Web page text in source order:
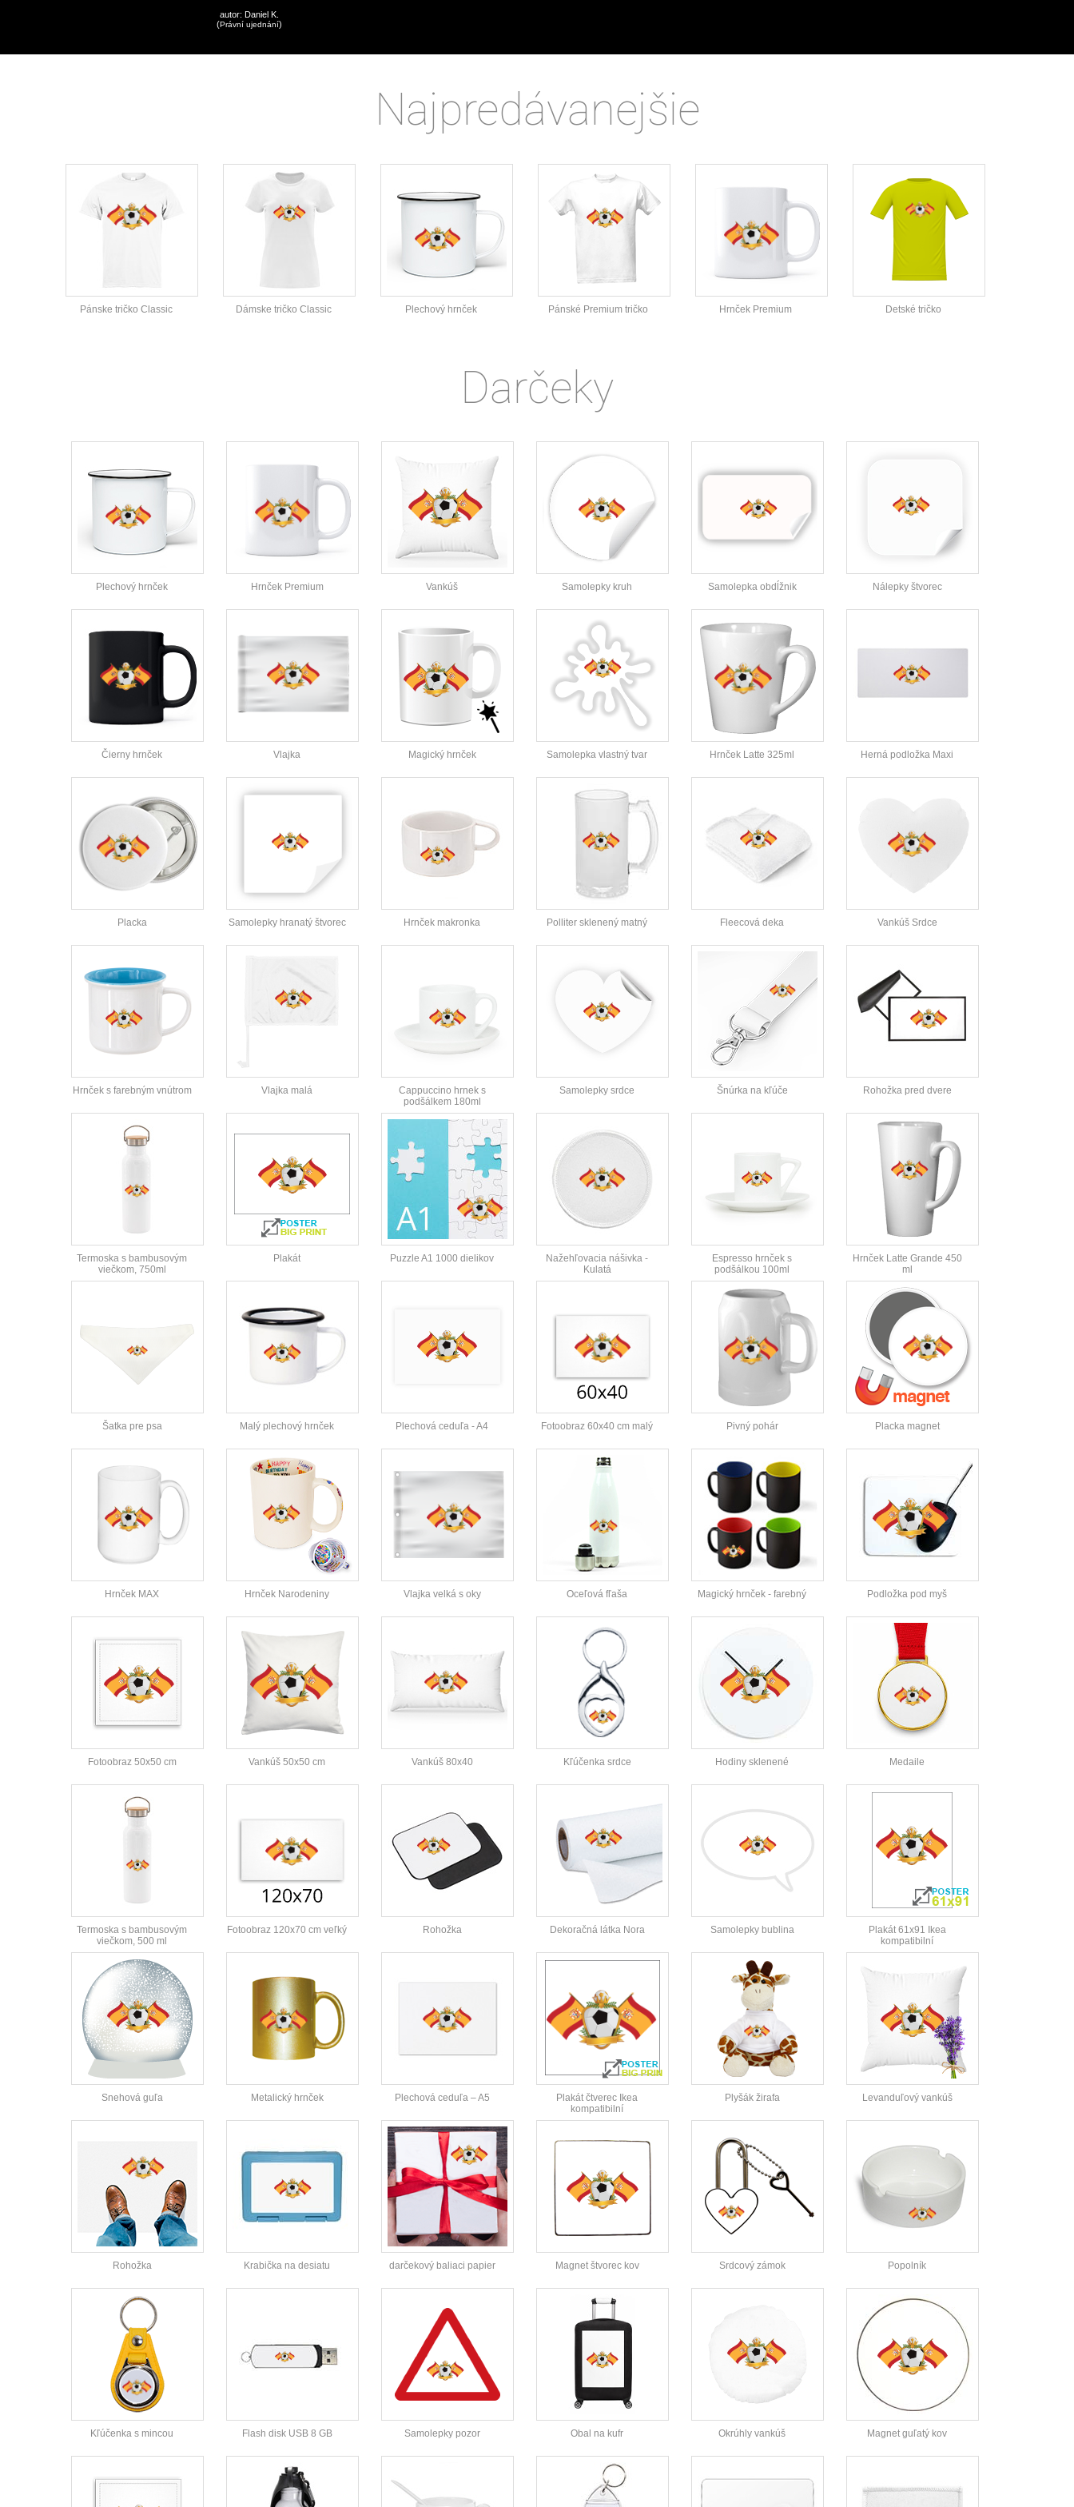
autor: Daniel K.
(Právní ujednání)
Najpredávanejšie
Pánske tričko Classic Dámske tričko Classic Plechový hrnček Pánské Premium tričko Hrnček Premium Detské tričko
Darčeky
Plechový hrnček Hrnček Premium Vankúš Samolepky kruh Samolepka obdĺžnik Nálepky štvorec
Čierny hrnček Vlajka Magický hrnček Samolepka vlastný tvar Hrnček Latte 325ml Herná podložka Maxi
Placka Samolepky hranatý štvorec Hrnček makronka Polliter sklenený matný Fleecová deka Vankúš Srdce
Hrnček s farebným vnútrom Vlajka malá
Cappuccino hrnek s
podšálkem 180ml
Samolepky srdce Šnúrka na kľúče Rohožka pred dvere
Termoska s bambusovým
viečkom, 750ml
Plakát Puzzle A1 1000 dielikov
Nažehľovacia nášivka -
Kulatá
Espresso hrnček s
podšálkou 100ml
Hrnček Latte Grande 450
ml
Šatka pre psa Malý plechový hrnček Plechová ceduľa - A4 Fotoobraz 60x40 cm malý Pivný pohár Placka magnet
Hrnček MAX Hrnček Narodeniny Vlajka velká s oky Oceľová fľaša Magický hrnček - farebný Podložka pod myš
Fotoobraz 50x50 cm Vankúš 50x50 cm Vankúš 80x40 Kľúčenka srdce Hodiny sklenené Medaile
Termoska s bambusovým
viečkom, 500 ml
Fotoobraz 120x70 cm veľký Rohožka Dekoračná látka Nora Samolepky bublina
Plakát 61x91 Ikea
kompatibilní
Snehová guľa Metalický hrnček Plechová ceduľa – A5
Plakát čtverec Ikea
kompatibilní
Plyšák žirafa Levanduľový vankúš
Rohožka Krabička na desiatu darčekový baliaci papier Magnet štvorec kov Srdcový zámok Popolník
Kľúčenka s mincou Flash disk USB 8 GB Samolepky pozor Obal na kufr Okrúhly vankúš Magnet guľatý kov